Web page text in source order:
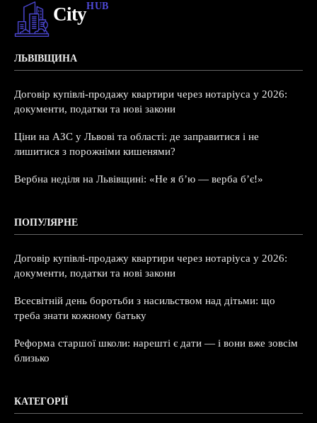
CityHUB
ЛЬВІВЩИНА
Договір купівлі-продажу квартири через нотаріуса у 2026:
документи, податки та нові закони
Ціни на АЗС у Львові та області: де заправитися і не
лишитися з порожніми кишенями?
Вербна неділя на Львівщині: «Не я б’ю — верба б’є!»
ПОПУЛЯРНЕ
Договір купівлі-продажу квартири через нотаріуса у 2026:
документи, податки та нові закони
Всесвітній день боротьби з насильством над дітьми: що
треба знати кожному батьку
Реформа старшої школи: нарешті є дати — і вони вже зовсім
близько
КАТЕГОРІЇ